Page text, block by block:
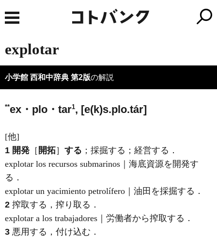
explotar
小学館 西和中辞典 第2版の解説
**ex・plo・tar1, [e(k)s.plo.tár]
[他]
1 開発 ［ 開拓］ する ；採掘する；経営する．
explotar los recursos submarinos｜海底資源を開発す
る．
explotar un yacimiento petrolífero｜油田を採掘する．
2 搾取する，搾り取る．
explotar a los trabajadores｜労働者から搾取する．
3 悪用する，付け込む．